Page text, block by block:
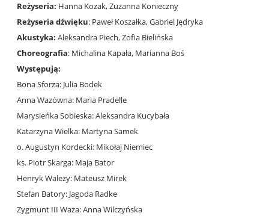
Reżyseria: Hanna Kozak, Zuzanna Konieczny
Reżyseria dźwięku: Paweł Koszałka, Gabriel Jędryka
Akustyka: Aleksandra Piech, Zofia Bielińska
Choreografia: Michalina Kapała, Marianna Boś
Występują:
Bona Sforza: Julia Bodek
Anna Wazówna: Maria Pradelle
Marysieńka Sobieska: Aleksandra Kucybała
Katarzyna Wielka: Martyna Samek
o. Augustyn Kordecki: Mikołaj Niemiec
ks. Piotr Skarga: Maja Bator
Henryk Walezy: Mateusz Mirek
Stefan Batory: Jagoda Radke
Zygmunt III Waza: Anna Wilczyńska